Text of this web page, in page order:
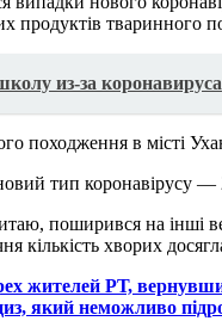
тваринного
из-за коронавируса
походження в місті
тип коронавірусу —
поширився на
кількість хворих
жителей РТ,
який неможливо